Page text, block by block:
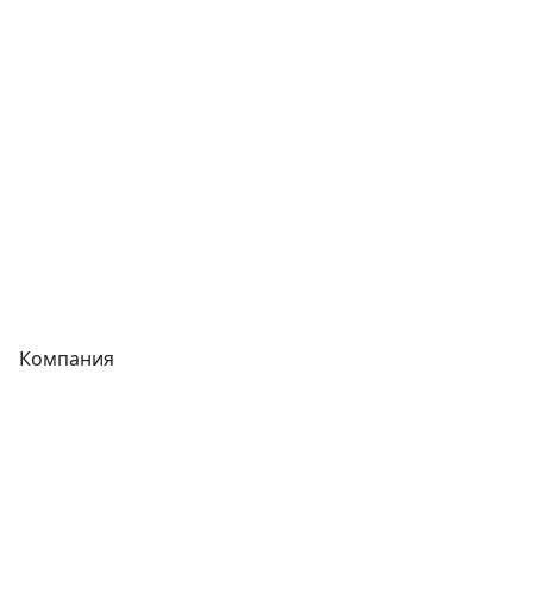
Компания